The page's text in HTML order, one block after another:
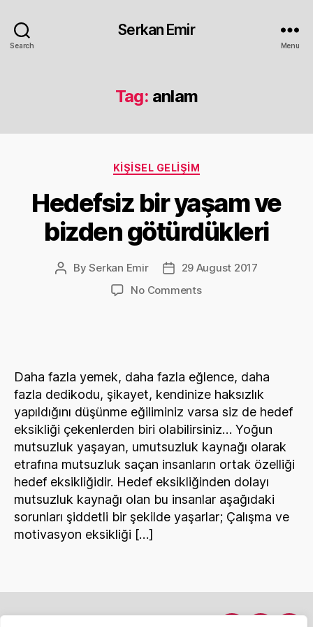
Search
Serkan Emir
Menu
Tag: anlam
Categories
KIŞISEL GELIŞIM
Hedefsiz bir yaşam ve
bizden götürdükleri
PostBySerkan Emir
Post29 August 2017
No Commentson
götürdükleri
Daha fazla yemek, daha fazla eğlence, daha
fazla dedikodu, şikayet, kendinize haksızlık
yapıldığını düşünme eğiliminiz varsa siz de hedef
eksikliği çekenlerden biri olabilirsiniz… Yoğun
mutsuzluk yaşayan, umutsuzluk kaynağı olarak
etrafına mutsuzluk saçan insanların ortak özelliği
hedef eksikliğidir. Hedef eksikliğinden dolayı
mutsuzluk kaynağı olan bu insanlar aşağıdaki
sorunları şiddetli bir şekilde yaşarlar; Çalışma ve
motivasyon eksikliği […]